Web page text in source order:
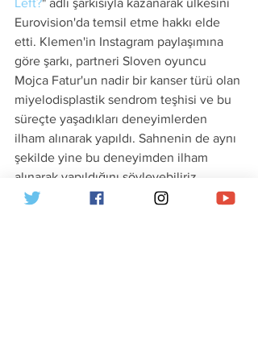
Left?" adlı şarkısıyla kazanarak ülkesini
Eurovision'da temsil etme hakkı elde
etti. Klemen'in Instagram paylaşımına
göre şarkı, partneri Sloven oyuncu
Mojca Fatur'un nadir bir kanser türü olan
miyelodisplastik sendrom teşhisi ve bu
süreçte yaşadıkları deneyimlerden
ilham alınarak yapıldı. Sahnenin de aynı
şekilde yine bu deneyimden ilham
alınarak yapıldığını söyleyebiliriz.
Seçildikten sonra YouTube kanalında